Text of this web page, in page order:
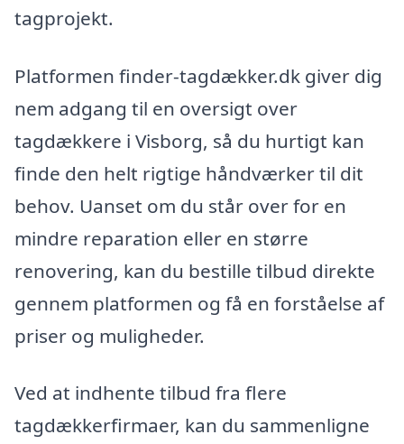
tagprojekt.
Platformen finder-tagdækker.dk giver dig
nem adgang til en oversigt over
tagdækkere i Visborg, så du hurtigt kan
finde den helt rigtige håndværker til dit
behov. Uanset om du står over for en
mindre reparation eller en større
renovering, kan du bestille tilbud direkte
gennem platformen og få en forståelse af
priser og muligheder.
Ved at indhente tilbud fra flere
tagdækkerfirmaer, kan du sammenligne